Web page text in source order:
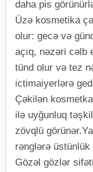
daha pis
Üzə kosmetika
olur: gecə və
açıq, nəzəri cəlb
tünd olur və tez
ictimaiyerlərə
Çəkilən
ilə uyğunluq
zövqlü
rənglərə üstünlük
Gözəl gözlər